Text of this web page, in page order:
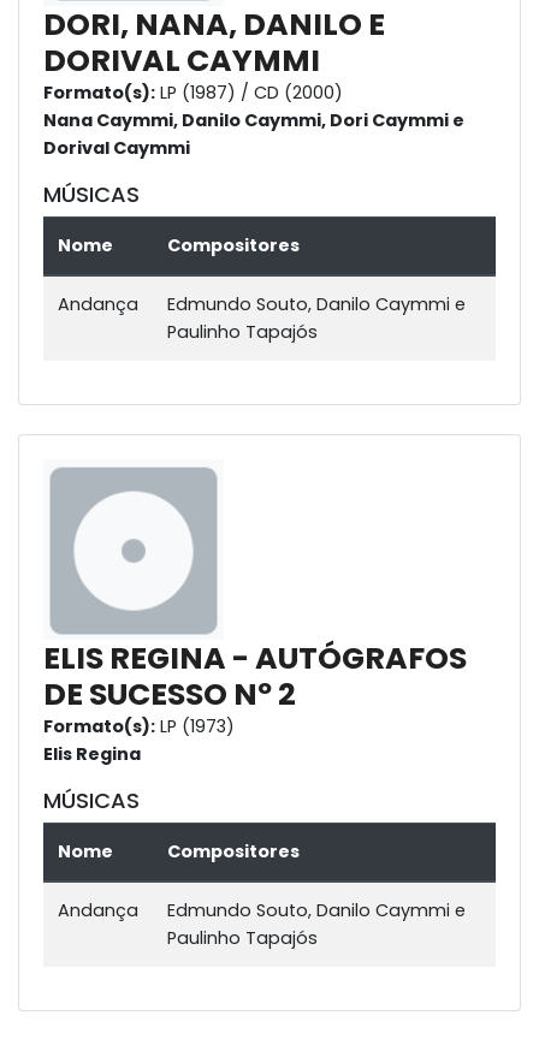
DORI, NANA, DANILO E
DORIVAL CAYMMI
Formato(s): LP (1987) / CD (2000)
Nana Caymmi, Danilo Caymmi, Dori Caymmi e
Dorival Caymmi
MÚSICAS
Nome Compositores
Andança
Edmundo Souto, Danilo Caymmi e
Paulinho Tapajós
ELIS REGINA - AUTÓGRAFOS
DE SUCESSO Nº 2
Formato(s): LP (1973)
Elis Regina
MÚSICAS
Nome Compositores
Andança
Edmundo Souto, Danilo Caymmi e
Paulinho Tapajós